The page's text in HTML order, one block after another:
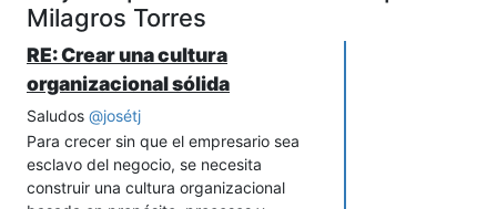
Milagros Torres
RE: Crear una cultura
organizacional sólida
Saludos @josétj
Para crecer sin que el empresario sea
esclavo del negocio, se necesita
construir una cultura organizacional